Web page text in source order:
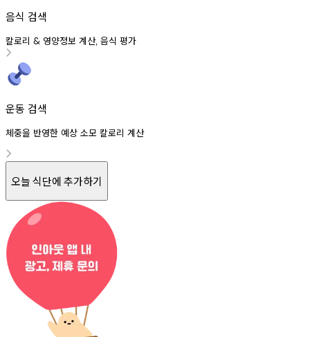
음식 검색
칼로리 & 영양정보 계산, 음식 평가
운동 검색
체중을 반영한 예상 소모 칼로리 계산
오늘 식단에 추가하기